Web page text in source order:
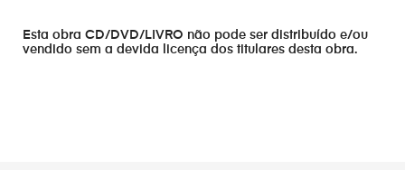
Esta obra CD/DVD/LIVRO não pode ser distribuído e/ou
vendido sem a devida licença dos titulares desta obra.